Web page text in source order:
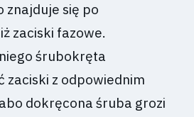
znajduje się po
zaciski fazowe.
śrubokręta
zaciski z odpowiednim
dokręcona śruba grozi